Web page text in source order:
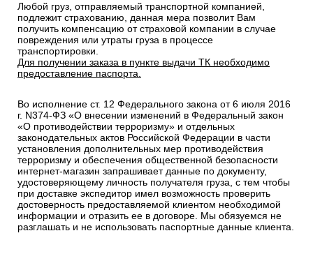
Любой груз, отправляемый транспортной компанией,
подлежит страхованию, данная мера позволит Вам
получить компенсацию от страховой компании в случае
повреждения или утраты груза в процессе
транспортировки.
Для получении заказа в пункте выдачи ТК необходимо
предоставление паспорта.
Во исполнение ст. 12 Федерального закона от 6 июля 2016
г. N374-ФЗ «О внесении изменений в Федеральный закон
«О противодействии терроризму» и отдельных
законодательных актов Российской Федерации в части
установления дополнительных мер противодействия
терроризму и обеспечения общественной безопасности
интернет-магазин запрашивает данные по документу,
удостоверяющему личность получателя груза, с тем чтобы
при доставке экспедитор имел возможность проверить
достоверность предоставляемой клиентом необходимой
информации и отразить ее в договоре. Мы обязуемся не
разглашать и не использовать паспортные данные клиента.